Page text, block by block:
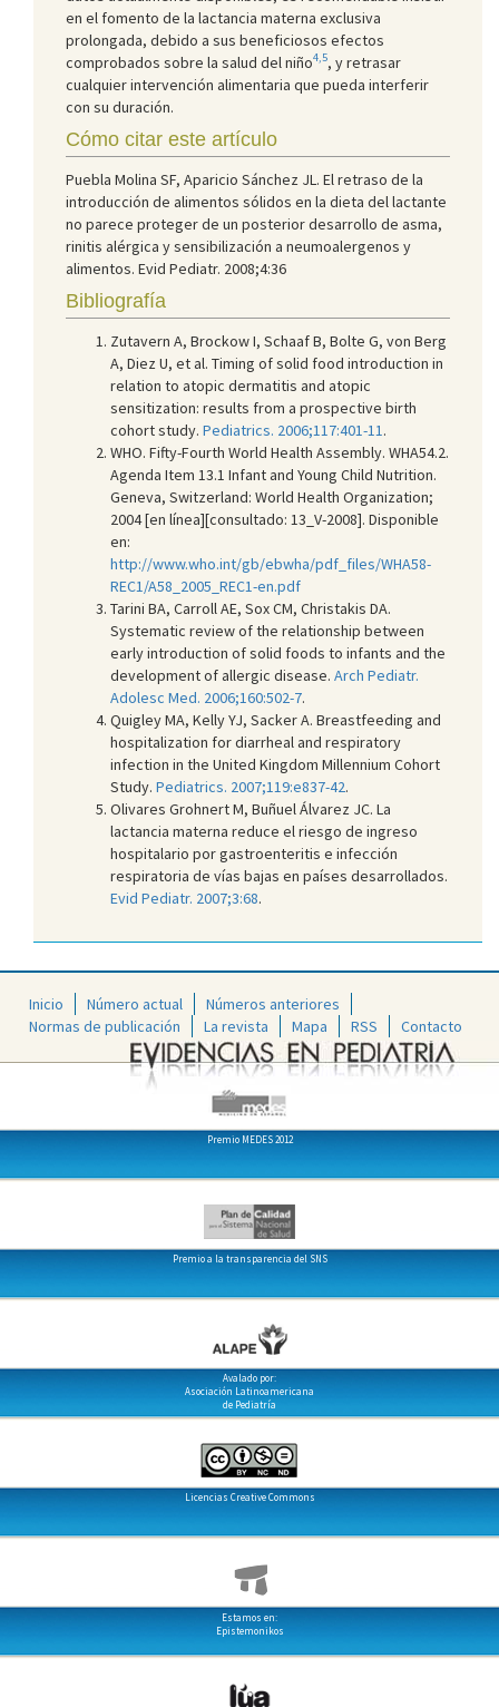
en el fomento de la lactancia materna exclusiva
prolongada, debido a sus beneficiosos efectos
comprobados sobre la salud del niño4,5, y retrasar
cualquier intervención alimentaria que pueda interferir
con su duración.
Cómo citar este artículo
Puebla Molina SF, Aparicio Sánchez JL. El retraso de la
introducción de alimentos sólidos en la dieta del lactante
no parece proteger de un posterior desarrollo de asma,
rinitis alérgica y sensibilización a neumoalergenos y
alimentos. Evid Pediatr. 2008;4:36
Bibliografía
Zutavern A, Brockow I, Schaaf B, Bolte G, von Berg
A, Diez U, et al. Timing of solid food introduction in
relation to atopic dermatitis and atopic
sensitization: results from a prospective birth
cohort study. Pediatrics. 2006;117:401-11 .
WHO. Fifty-Fourth World Health Assembly. WHA54.2.
Agenda Item 13.1 Infant and Young Child Nutrition.
Geneva, Switzerland: World Health Organization;
2004 [en línea][consultado: 13_V-2008]. Disponible
en:
http://www.who.int/gb/ebwha/pdf_files/WHA58-
REC1/A58_2005_REC1-en.pdf
Tarini BA, Carroll AE, Sox CM, Christakis DA.
Systematic review of the relationship between
early introduction of solid foods to infants and the
development of allergic disease. Arch Pediatr.
Adolesc Med. 2006;160:502-7.
Quigley MA, Kelly YJ, Sacker A. Breastfeeding and
hospitalization for diarrheal and respiratory
infection in the United Kingdom Millennium Cohort
Study. Pediatrics. 2007;119:e837-42.
Olivares Grohnert M, Buñuel Álvarez JC. La
lactancia materna reduce el riesgo de ingreso
hospitalario por gastroenteritis e infección
respiratoria de vías bajas en países desarrollados.
Evid Pediatr. 2007;3:68.
Inicio Número actual
Números anteriores
Normas de publicación
La revista Mapa RSS Contacto
Premio MEDES 2012
Premio a la transparencia del SNS
Avalado por:
Asociación Latinoamericana
de Pediatría
Licencias Creative Commons
Estamos en:
Epistemonikos